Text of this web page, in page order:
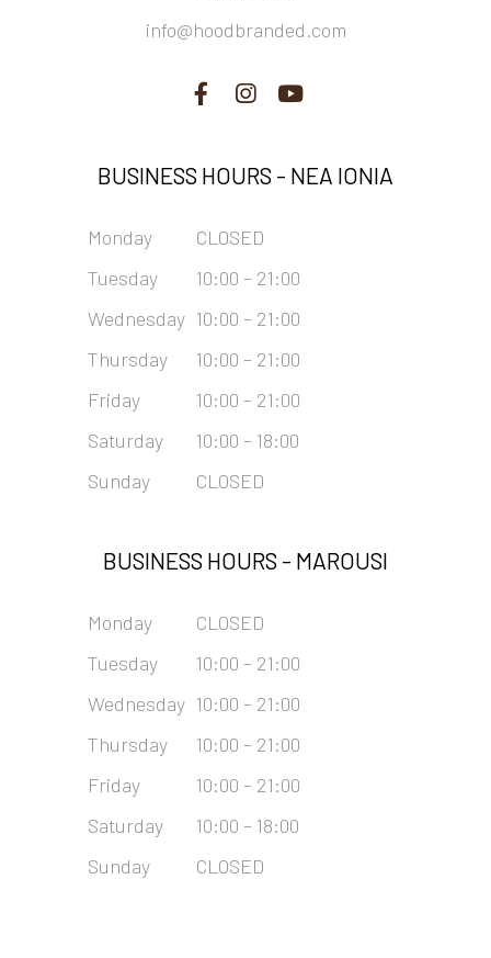
info@hoodbranded.com
BUSINESS HOURS - NEA IONIA
Monday
CLOSED
Tuesday
10:00 – 21:00
Wednesday 10:00 – 21:00
Thursday
10:00 – 21:00
Friday
10:00 – 21:00
Saturday
10:00 – 18:00
Sunday
CLOSED
BUSINESS HOURS - MAROUSI
Monday
CLOSED
Tuesday
10:00 – 21:00
Wednesday 10:00 – 21:00
Thursday
10:00 – 21:00
Friday
10:00 – 21:00
Saturday
10:00 – 18:00
Sunday
CLOSED